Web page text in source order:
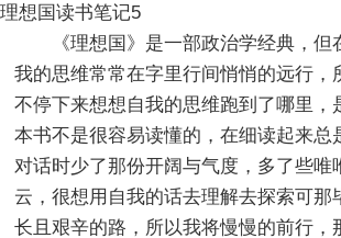
理想国读书笔记5
《理想国》是一部政治学经典，但
我的思维常常在字里行间悄悄的远行，
不停下来想想自我的思维跑到了哪里，
本书不是很容易读懂的，在细读起来总
对话时少了那份开阔与气度，多了些唯
云，很想用自我的话去理解去探索可那
长且艰辛的路，所以我将慢慢的前行，